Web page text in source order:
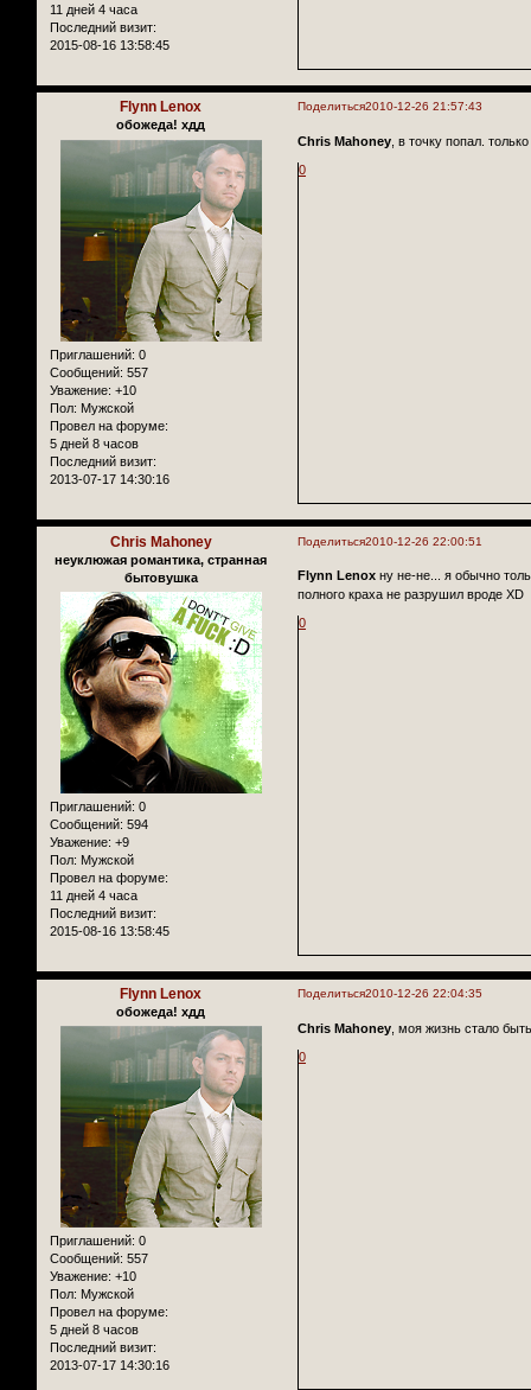
11 дней 4 часа
Последний визит:
2015-08-16 13:58:45
Поделиться2010-12-26 21:57:43
Flynn Lenox
обожеда! хдд
Приглашений: 0
Сообщений: 557
Уважение: +10
Пол: Мужской
Провел на форуме:
5 дней 8 часов
Последний визит:
2013-07-17 14:30:16
Chris Mahoney , в точку попал.
0
Поделиться2010-12-26 22:00:51
Chris Mahoney
неуклюжая романтика, странная
бытовушка
Приглашений: 0
Сообщений: 594
Уважение: +9
Пол: Мужской
Провел на форуме:
11 дней 4 часа
Последний визит:
2015-08-16 13:58:45
Flynn Lenox ну не-не... я обычно
полного краха не разрушил вроде XD
0
Поделиться2010-12-26 22:04:35
Flynn Lenox
обожеда! хдд
Приглашений: 0
Сообщений: 557
Уважение: +10
Пол: Мужской
Провел на форуме:
5 дней 8 часов
Последний визит:
2013-07-17 14:30:16
Chris Mahoney , моя жизнь стало
0